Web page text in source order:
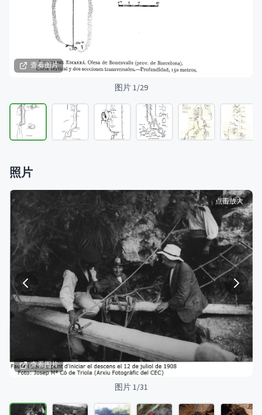
查看图片
图片 1/29
照片
查看图片
点击放大
图片 1/31